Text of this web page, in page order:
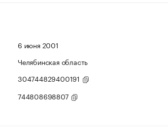
6 июня 2001
Челябинская область
304744829400191
744808698807